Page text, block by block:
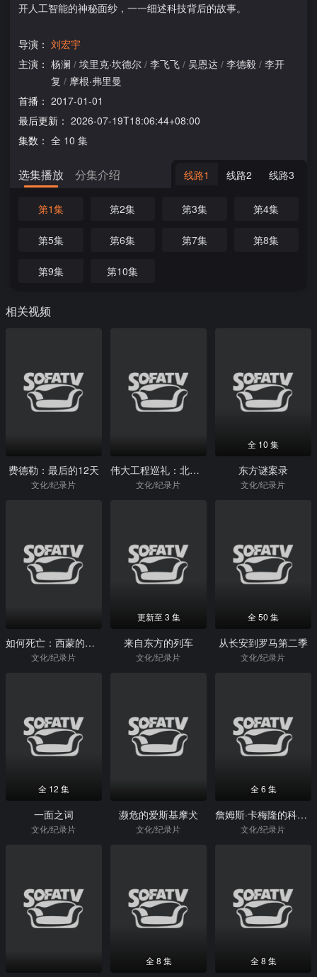
开人工智能的神秘面纱，一一细述科技背后的故事。
导演： 刘宏宇
主演： 杨澜 / 埃里克·坎德尔 / 李飞飞 / 吴恩达 / 李德毅 / 李开
复 / 摩根·弗里曼
首播： 2017-01-01
最后更新： 2026-07-19T18:06:44+08:00
集数： 全 10 集
选集播放 分集介绍 线路1 线路2 线路3
第1集 第2集 第3集 第4集
第5集 第6集 第7集 第8集
第9集 第10集
相关视频
费德勒：最后的12天
文化/纪录片
伟大工程巡礼：北京水立方
文化/纪录片
全 10 集
东方谜案录
文化/纪录片
如何死亡：西蒙的抉择
文化/纪录片
更新至 3 集
来自东方的列车
文化/纪录片
全 50 集
从长安到罗马第二季
文化/纪录片
全 12 集
一面之词
文化/纪录片
濒危的爱斯基摩犬
文化/纪录片
全 6 集
詹姆斯·卡梅隆的科幻故事
文化/纪录片
全 8 集 全 8 集